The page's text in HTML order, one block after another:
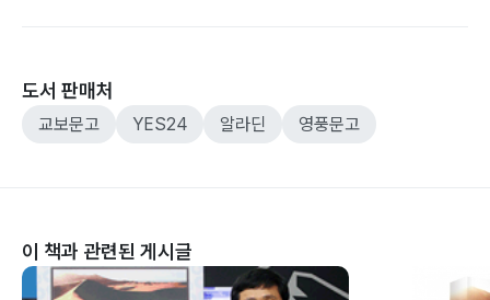
도서 판매처
교보문고 YES24 알라딘 영풍문고
이 책과 관련된 게시글